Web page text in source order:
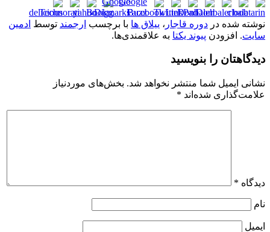
نوشته شده در دوره قاجار ، ییلاق ها با برچسب ارجمند توسط ادمین
سایت. افزودن پیوند یکتا به علاقمندی‌ها.
دیدگاهتان را بنویسید
نشانی ایمیل شما منتشر نخواهد شد. بخش‌های موردنیاز
علامت‌گذاری شده‌اند *
دیدگاه *
نام
ایمیل